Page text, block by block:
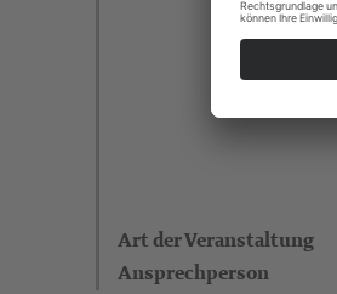
Art der Veranstaltung
Ansprechperson